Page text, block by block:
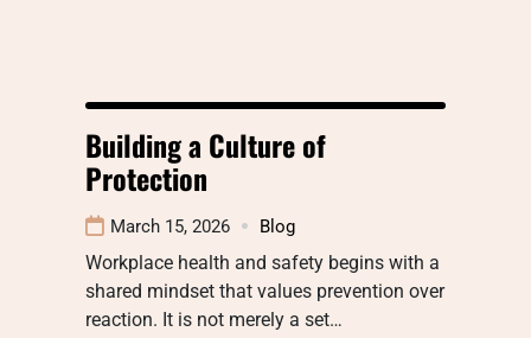
Building a Culture of
Protection
March 15, 2026 Blog
Workplace health and safety begins with a
shared mindset that values prevention over
reaction. It is not merely a set…